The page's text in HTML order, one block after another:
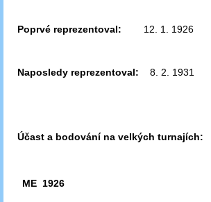
Poprvé reprezentoval: 12. 1. 1926
Naposledy reprezentoval: 8. 2. 1931
Účast a bodování na velkých turnajích:
ME 1926